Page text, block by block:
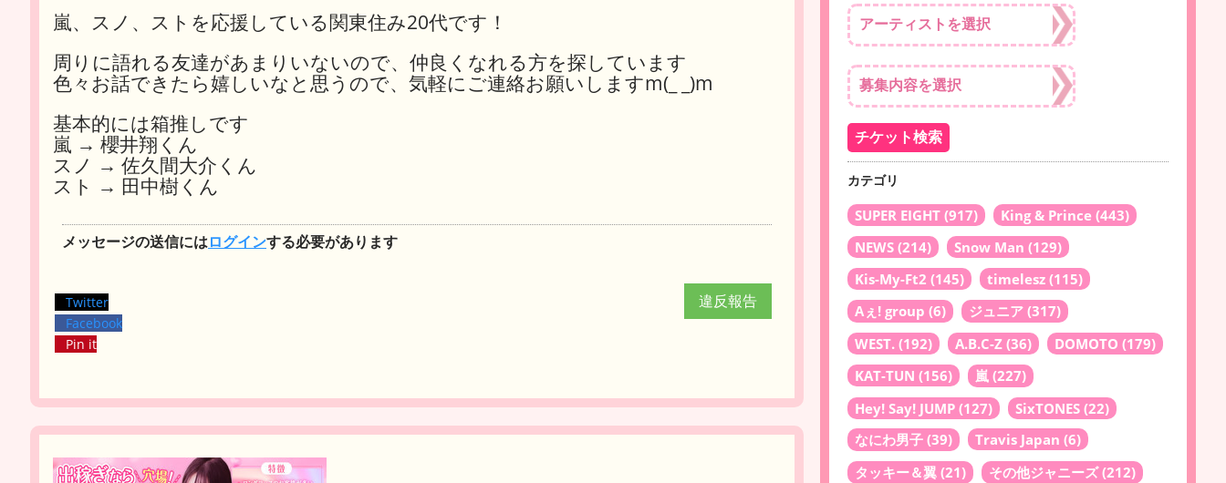
嵐、スノ、ストを応援している関東住み20代です！
周りに語れる友達があまりいないので、仲良くなれる方を探しています
色々お話できたら嬉しいなと思うので、気軽にご連絡お願いしますm(_ _)m
基本的には箱推しです
嵐 → 櫻井翔くん
スノ → 佐久間大介くん
スト → 田中樹くん
メッセージの送信にはログインする必要があります
違反報告
Twitter
Facebook
Pin it
カテゴリ
SUPER EIGHT (917) King & Prince (443)
NEWS (214) Snow Man (129)
Kis-My-Ft2 (145) timelesz (115)
Aぇ! group (6) ジュニア (317)
WEST. (192) A.B.C-Z (36) DOMOTO (179)
KAT-TUN (156) 嵐 (227)
Hey! Say! JUMP (127) SixTONES (22)
なにわ男子 (39) Travis Japan (6)
タッキー＆翼 (21) その他ジャニーズ(212)